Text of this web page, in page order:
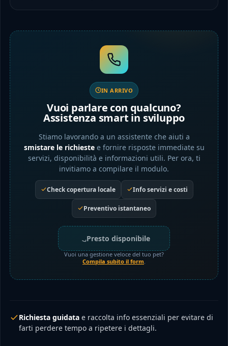
IN ARRIVO
Vuoi parlare con qualcuno?
Assistenza smart in sviluppo
Stiamo lavorando a un assistente che aiuti a
smistare le richiestee fornire risposte immediate su
servizi, disponibilità e informazioni utili. Per ora, ti
invitiamo a compilare il modulo.
Check copertura locale Info servizi e costi
Preventivo istantaneo
Presto disponibile
Vuoi una gestione veloce del tuo pet?
Compila subito il form
Richiesta guidata e raccolta info essenziali per evitare di
farti perdere tempo a ripetere i dettagli.